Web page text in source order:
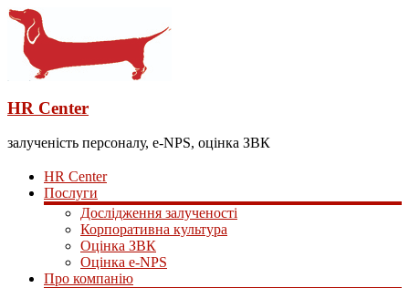
HR Center
залученість персоналу, e-NPS, оцінка ЗВК
HR Center
Послуги
Дослідження залученості
Корпоративна культура
Оцінка ЗВК
Оцінка e-NPS
Про компанію